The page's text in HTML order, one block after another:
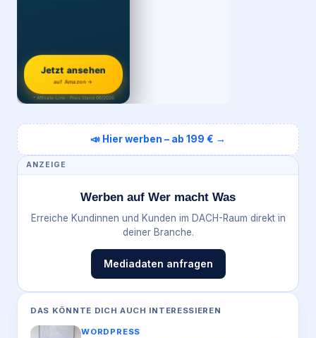
Jetzt ansehen
auf Amazon →
* Affiliate-Link · Preis Stand 06/2026
📣 Hier werben – ab 199 € →
ANZEIGE
Werben auf Wer macht Was
Erreiche Kundinnen und Kunden im DACH-Raum direkt in
deiner Branche.
Mediadaten anfragen
DAS KÖNNTE DICH AUCH INTERESSIEREN
WORDPRESS